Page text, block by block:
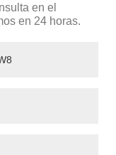
en el
en 24 horas.